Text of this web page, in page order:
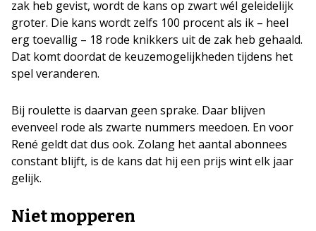
zak heb gevist, wordt de kans op zwart wél geleidelijk
groter. Die kans wordt zelfs 100 procent als ik – heel
erg toevallig – 18 rode knikkers uit de zak heb gehaald.
Dat komt doordat de keuzemogelijkheden tijdens het
spel veranderen.
Bij roulette is daarvan geen sprake. Daar blijven
evenveel rode als zwarte nummers meedoen. En voor
René geldt dat dus ook. Zolang het aantal abonnees
constant blijft, is de kans dat hij een prijs wint elk jaar
gelijk.
Niet mopperen